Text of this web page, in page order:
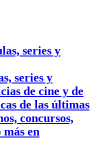
series y
de cine y de
de las últimas
concursos,
más en